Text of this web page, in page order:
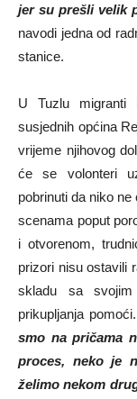
jer su prešli velik
navodi jedna od
stanice.
U Tuzlu migranti
susjednih općina
vrijeme njihovog
će se volonteri
pobrinuti da niko
scenama poput
i otvorenom,
prizori nisu ostavili
skladu sa svojim
prikupljanja pomoći.
smo na pričama
proces, neko je
želimo nekom